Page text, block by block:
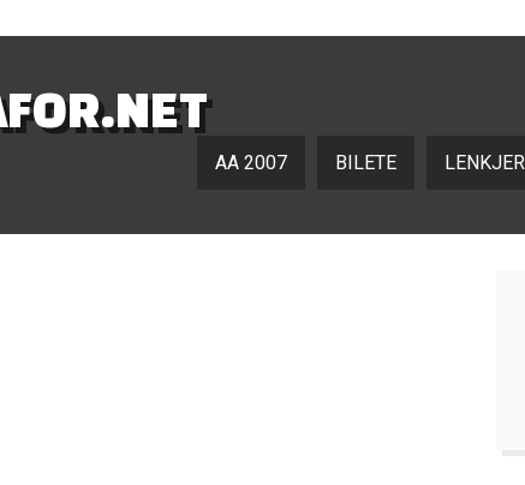
AA 2007 BILETE LENKJER